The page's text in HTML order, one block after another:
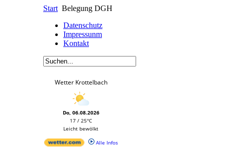
Start Belegung DGH
Datenschutz
Impressunm
Kontakt
Wetter Krottelbach
Do, 06.08.2026
17 / 25°C
Leicht bewölkt
Alle Infos